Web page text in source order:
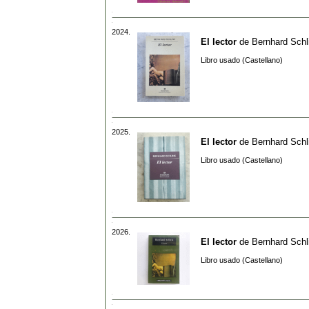
2024.
El lector de Bernhard
Libro usado (Castellano)
2025.
El lector de Bernhard
Libro usado (Castellano)
2026.
El lector de Bernhard
Libro usado (Castellano)